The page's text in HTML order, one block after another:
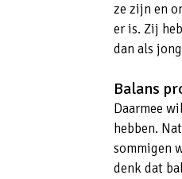
ze zijn en
er is. Zij
dan als
Balans
Daarmee
hebben.
sommigen
denk dat